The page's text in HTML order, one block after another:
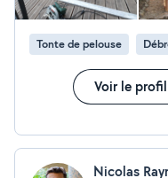
Tonte de pelouse
Voir le profil
Nicolas